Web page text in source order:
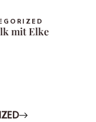
mit Elke